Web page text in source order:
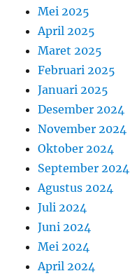
Mei 2025
April 2025
Maret 2025
Februari 2025
Januari 2025
Desember 2024
November 2024
Oktober 2024
September 2024
Agustus 2024
Juli 2024
Juni 2024
Mei 2024
April 2024